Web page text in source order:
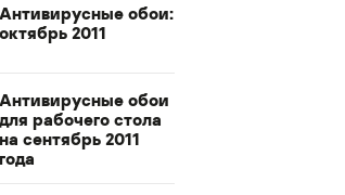
Антивирусные обои:
октябрь 2011
Антивирусные обои
для рабочего стола
на сентябрь 2011
года